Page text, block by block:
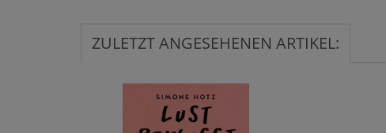
ZULETZT ANGESEHENEN ARTIKEL: